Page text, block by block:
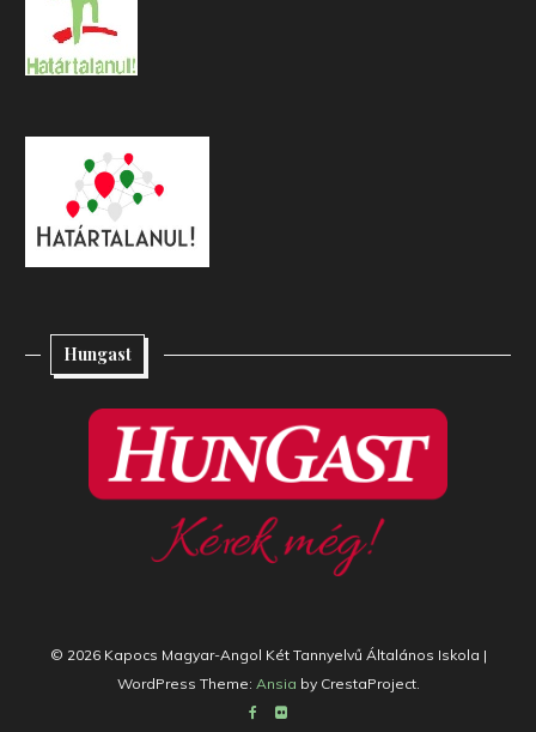
Hungast
© 2026 Kapocs Magyar-Angol Két Tannyelvű Általános Iskola |
WordPress Theme: Ansia by CrestaProject.
Facebook
Flickr